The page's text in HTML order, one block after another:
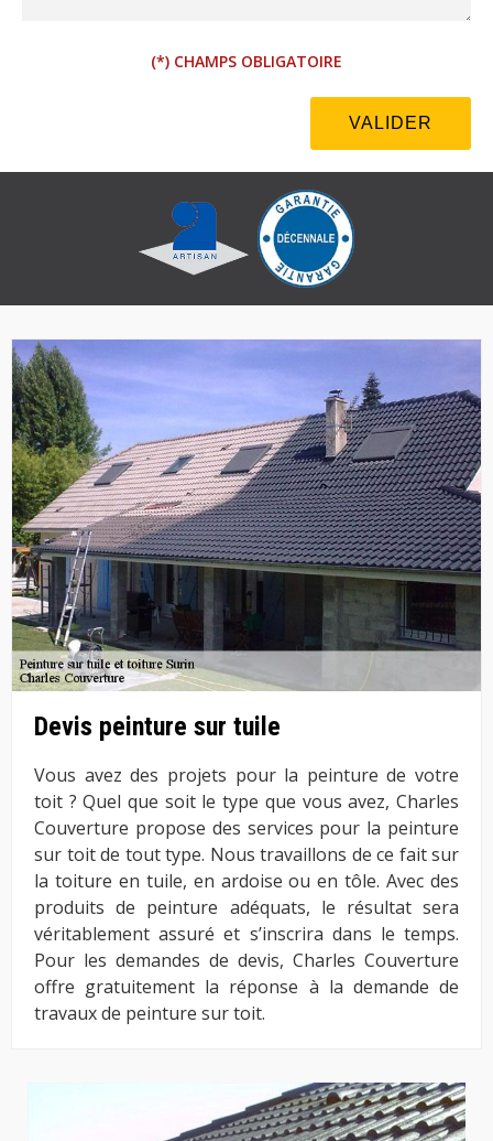
(*) CHAMPS OBLIGATOIRE
Devis peinture sur tuile
Vous avez des projets pour la peinture de votre
toit ? Quel que soit le type que vous avez, Charles
Couverture propose des services pour la peinture
sur toit de tout type. Nous travaillons de ce fait sur
la toiture en tuile, en ardoise ou en tôle. Avec des
produits de peinture adéquats, le résultat sera
véritablement assuré et s’inscrira dans le temps.
Pour les demandes de devis, Charles Couverture
offre gratuitement la réponse à la demande de
travaux de peinture sur toit.